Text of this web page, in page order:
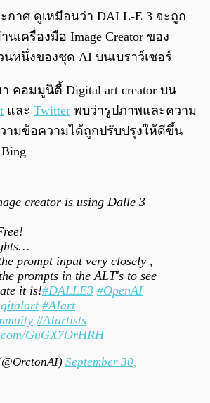
กาศ ดูเหมือนว่า DALL-E 3 จะถูก
เครื่องมือ Image Creator ของ
นหนึ่งของชุด AI บนเบราว์เซอร์
คอมมูนิตี้ Digital art creator บน
และ Twitter พบว่ารูปภาพและความ
ามข้อความได้ถูกปรับปรุงให้ดีขึ้น
creator is using Dalle 3
prompt input very closely ,
prompts in the ALT's to see
it is!#DALLE3 #OpenAI
#AIart
#AIartists
GuGX7OrHRH
September 30,